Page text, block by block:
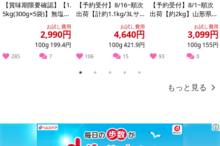
【賞味期限要確認】【1.
5kg(300g×5袋)】無塩せ
きベーコン 【形不揃お試し費用
2,990円
100g 199.4円
285 7
【予約受付】8/16~順次
出荷【計約1.1kg/3Lサ
イズ×2房】藤稔（ふじ
お試し費用
4,640円
100g 421.9円
106 15
【予約受付】8/1~順次
出荷【約2kg】山形県産
白桃(品種・玉数おまか
お試し費用
3,099円
100g 155円
93 0
1 2 3 4 5
もっと見る